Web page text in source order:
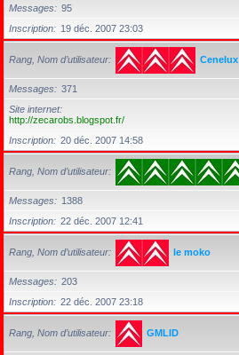
Messages
95
Inscription
19 déc. 2007 23:03
Rang, Nom d’utilisateur Cenelux
Messages
371
Site internet
http://zecarobs.blogspot.fr/
Inscription
20 déc. 2007 14:58
Rang, Nom d’utilisateur
Messages
1388
Inscription
22 déc. 2007 12:41
Rang, Nom d’utilisateur le moko
Messages
203
Inscription
22 déc. 2007 23:18
Rang, Nom d’utilisateur GMLID